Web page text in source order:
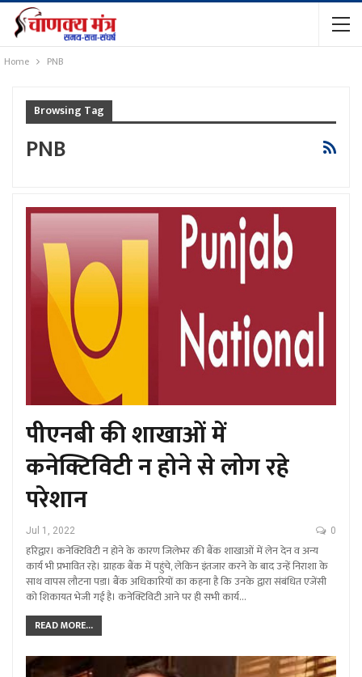
Home PNB
Browsing Tag
PNB
पीएनबी की शाखाओं में
कनेक्टिविटी न होने से लोग रहे
परेशान
Jul 1, 2022 0
हरिद्वार। कनेक्टिविटी न होने के कारण जिलेभर की बैंक शाखाओं में लेन देन व अन्य
कार्य भी प्रभावित रहे। ग्राहक बैंक में पहुंचे, लेकिन इंतजार करने के बाद उन्हें निराशा के
साथ वापस लौटना पडा। बैंक अधिकारियों का कहना है कि उनके द्वारा संबंधित एजेंसी
को शिकायत भेजी गई है। कनेक्टिविटी आने पर ही सभी कार्य…
READ MORE...